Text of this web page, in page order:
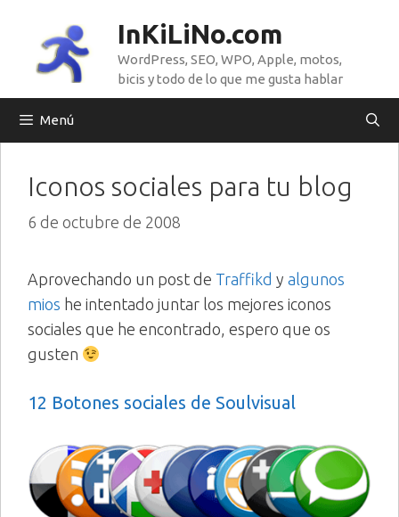
contenido
InKiLiNo.com
WordPress, SEO, WPO, Apple, motos,
bicis y todo de lo que me gusta hablar
Menú
Iconos sociales para tu blog
6 de octubre de 2008
Aprovechando un post de Traffikd y algunos
mios he intentado juntar los mejores iconos
sociales que he encontrado, espero que os
gusten
12 Botones sociales de Soulvisual